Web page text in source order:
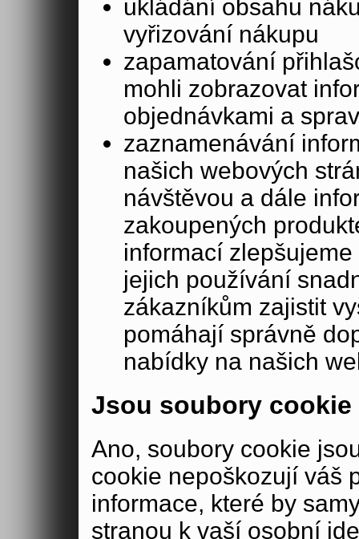
ukládání obsahu
vyřizování nákupu
zapamatování
mohli zobrazovat
objednávkami a
zaznamenávání
našich webových
návštěvou a dále
zakoupených
informací
jejich používání
zákazníkům zajistit
pomáhají správně
nabídky na našich
Jsou soubory cookie
Ano, soubory cookie
cookie nepoškozují váš
informace, které by
stranou k vaší osobní